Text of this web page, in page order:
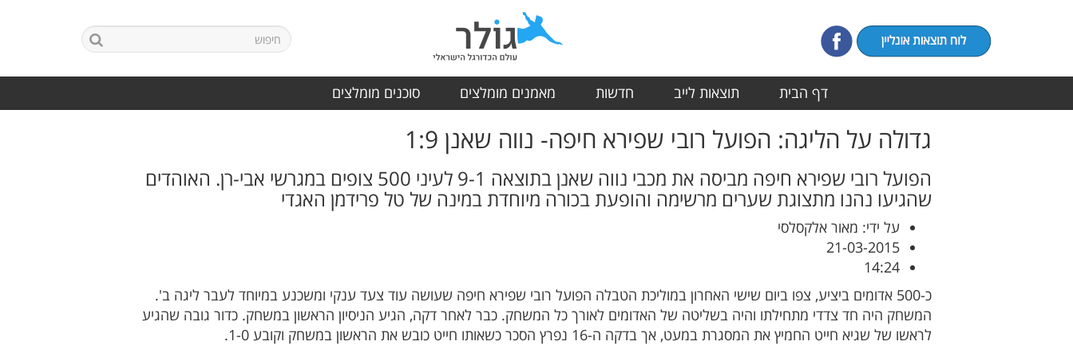
דף הבית תוצאות לייב חדשות מאמנים מומלצים סוכנים מומלצים
גדולה על הליגה: הפועל רובי שפירא חיפה- נווה שאנן 1:9
הפועל רובי שפירא חיפה מביסה את מכבי נווה שאנן בתוצאה 9-1 לעיני 500 צופים במגרשי אבי-רן. האוהדים
שהגיעו נהנו מתצוגת שערים מרשימה והופעת בכורה מיוחדת במינה של טל פרידמן האגדי
על ידי: מאור אלקסלסי
21-03-2015
14:24
כ-500 אדומים ביציע, צפו ביום שישי האחרון במוליכת הטבלה הפועל רובי שפירא חיפה שעושה עוד צעד ענקי ומשכנע במיוחד לעבר ליגה ב'.
המשחק היה חד צדדי מתחילתו והיה בשליטה של האדומים לאורך כל המשחק. כבר לאחר דקה, הגיע הניסיון הראשון במשחק. כדור גובה שהגיע
לראשו של שגיא חייט החמיץ את המסגרת במעט, אך בדקה ה-16 נפרץ הסכר כשאותו חייט כובש את הראשון במשחק וקובע 1-0.